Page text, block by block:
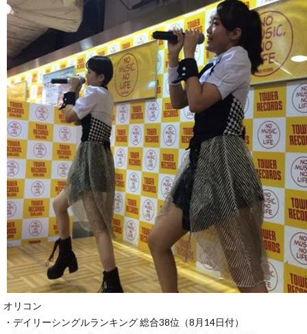
オリコン
・デイリーシングルランキング 総合38位（8月14日付）